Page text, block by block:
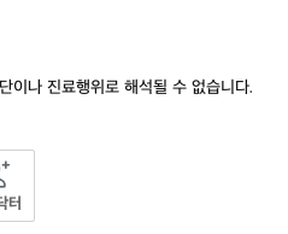
이나 진료행위로 해석될 수 없습니다.
터